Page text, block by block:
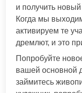
и получить
Когда мы
активируем те
дремлют, и это
Попробуйте
вашей основной
займитесь